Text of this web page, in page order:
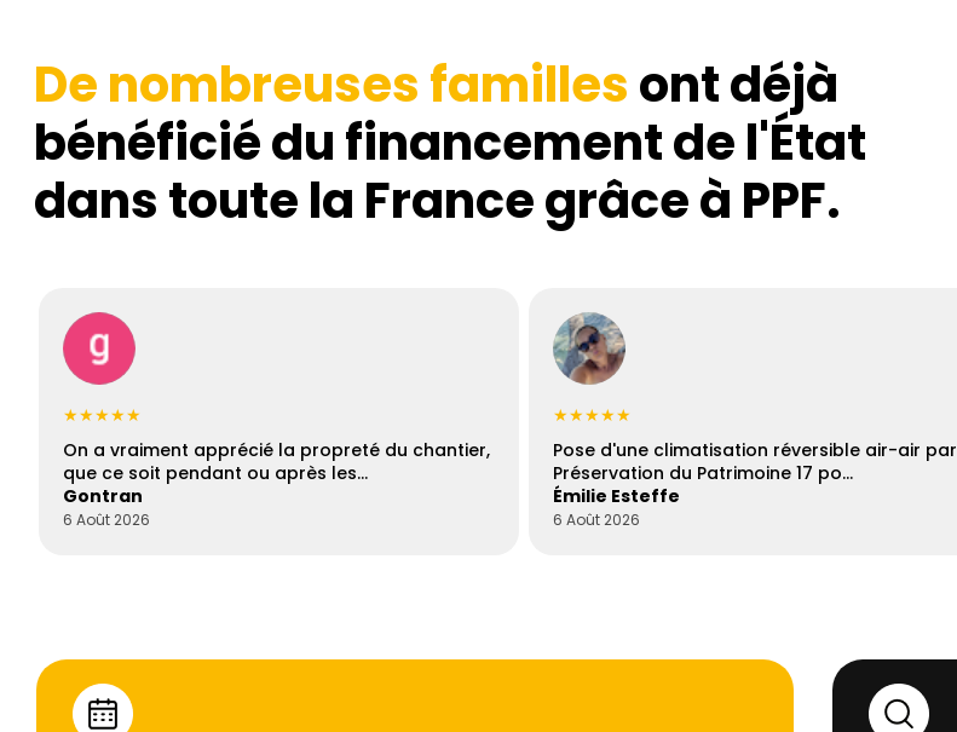
De nombreuses famillesont déjà
bénéficié du financement de l'État
dans toute la France grâce à PPF.
★★★★★
On a vraiment apprécié la propreté du chantier,
que ce soit pendant ou après les…
Gontran
6 Août 2026
★★★★★
Pose d'une climatisation réversible air-air par
Préservation du Patrimoine 17 po…
Émilie Esteffe
6 Août 2026